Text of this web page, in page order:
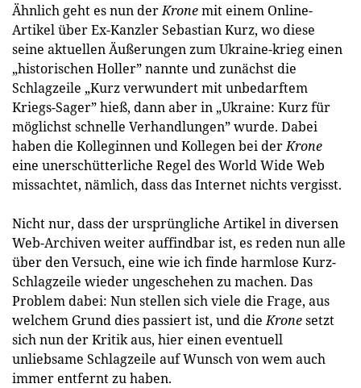
Ähnlich geht es nun derKronemit einem Online-
Artikel über Ex-Kanzler Sebastian Kurz, wo diese
seine aktuellen Äußerungen zum Ukraine-krieg einen
„historischen Holler” nannte und zunächst die
Schlagzeile „Kurz verwundert mit unbedarftem
Kriegs-Sager” hieß, dann aber in „Ukraine: Kurz für
möglichst schnelle Verhandlungen” wurde. Dabei
haben die Kolleginnen und Kollegen bei derKrone
eine unerschütterliche Regel des World Wide Web
missachtet, nämlich, dass das Internet nichts vergisst.
Nicht nur, dass der ursprüngliche Artikel in diversen
Web-Archiven weiter auffindbar ist, es reden nun alle
über den Versuch, eine wie ich finde harmlose Kurz-
Schlagzeile wieder ungeschehen zu machen. Das
Problem dabei: Nun stellen sich viele die Frage, aus
welchem Grund dies passiert ist, und dieKronesetzt
sich nun der Kritik aus, hier einen eventuell
unliebsame Schlagzeile auf Wunsch von wem auch
immer entfernt zu haben.